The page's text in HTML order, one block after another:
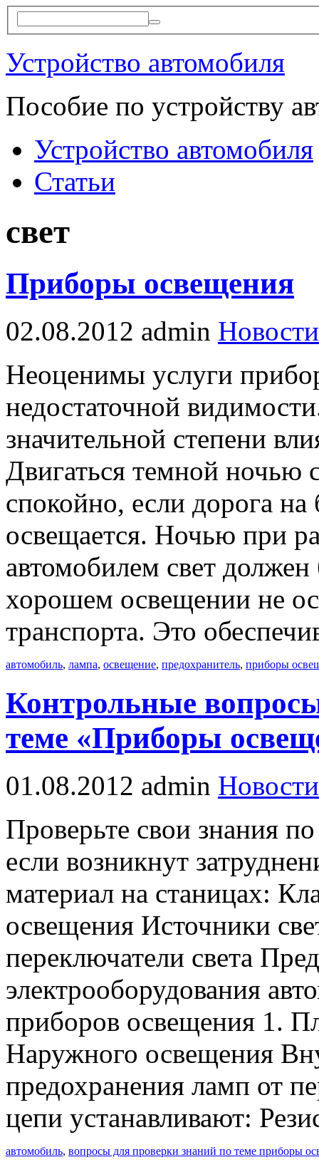
Устройство автомобиля
Пособие по устройству
Устройство автомобиля
Статьи
свет
Приборы освещения
02.08.2012 admin Новости
Неоценимы услуги
недостаточной
значительной степени
Двигаться темной
спокойно, если дорога
освещается. Ночью при
автомобилем свет
хорошем освещении не
транспорта. Это
автомобиль, лампа, освещение, предохранитель, приборы
Контрольные
теме «Приборы
01.08.2012 admin Новости
Проверьте свои знания
если возникнут
материал на станицах:
освещения Источники
переключатели света
электрооборудования
приборов освещения 1.
Наружного освещения
предохранения ламп от
цепи устанавливают:
автомобиль, вопросы для проверки знаний по теме приборы